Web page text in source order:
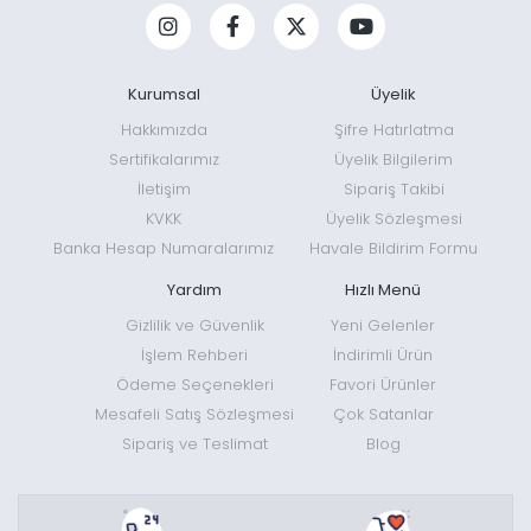
Taktik Sırt Çantası ve MOLLE Sistemi
Taktik sırt çantaları çoğunlukla çoklu fermuarlı bölmeler,
bağlantılarıyla hazırlanır. Araç, atış alanı, kamp ve düzenli
ekipman taşıma ihtiyaçlarında kullanılabilir.
MOLLE sistemi, uyumlu yardımcı ceplerin çantanın dışındaki
yatay kolonlara sabitlenmesine imkân verir. Her dış kolon veya
dekoratif şerit gerçek MOLLE standardı olarak kabul
Haricî cepler çantanın kullanılabilir hacmini artırabilir; ancak
ağırlığın yalnız bir tarafa toplanması dengeyi bozabilir. Eklenen
ekipman vücuda yakın ve iki yana dengeli biçimde
yerleştirilmelidir.
Barska GX serisi ile Evolite 40L Tactical modelleri, çoklu bölme
Kurumsal
Hakkımızda
Sertifikalarımız
İletişim
KVKK
Banka Hesap Numaralarımız
Üyelik
Şifre Hatırlatma
Üyelik Bilgilerim
Sipariş Takibi
Üyelik Sözleşmesi
Havale Bildirim Formu
Yardım
Gizlilik ve Güvenlik
İşlem Rehberi
Ödeme Seçenekleri
Mesafeli Satış Sözleşmesi
Sipariş ve Teslimat
Hızlı Menü
Yeni Gelenler
İndirimli Ürün
Favori Ürünler
Çok Satanlar
Blog